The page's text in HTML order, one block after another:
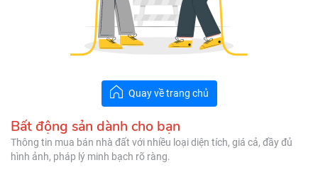
Quay về trang chủ
Bất động sản dành cho bạn
Thông tin mua bán nhà đất với nhiều loại diện tích, giá cả, đầy đủ
hình ảnh, pháp lý minh bạch rõ ràng.